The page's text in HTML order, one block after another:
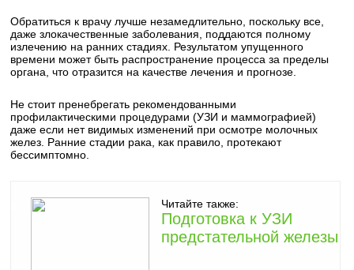
Обратиться к врачу лучше незамедлительно, поскольку все,
даже злокачественные заболевания, поддаются полному
излечению на ранних стадиях. Результатом упущенного
времени может быть распространение процесса за пределы
органа, что отразится на качестве лечения и прогнозе.
Не стоит пренебрегать рекомендованными
профилактическими процедурами (УЗИ и маммографией)
даже если нет видимых изменений при осмотре молочных
желез. Ранние стадии рака, как правило, протекают
бессимптомно.
Читайте также:
Подготовка к УЗИ
предстательной железы